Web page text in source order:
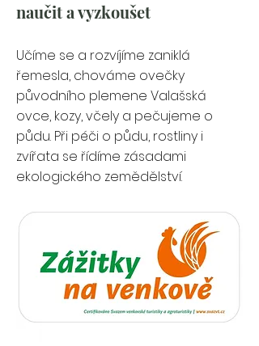
naučit a vyzkoušet
Učíme se a rozvíjíme zaniklá
řemesla, chováme ovečky
původního plemene Valašská
ovce, kozy, včely a pečujeme o
půdu. Při péči o půdu, rostliny i
zvířata se řídíme zásadami
ekologického zemědělství.